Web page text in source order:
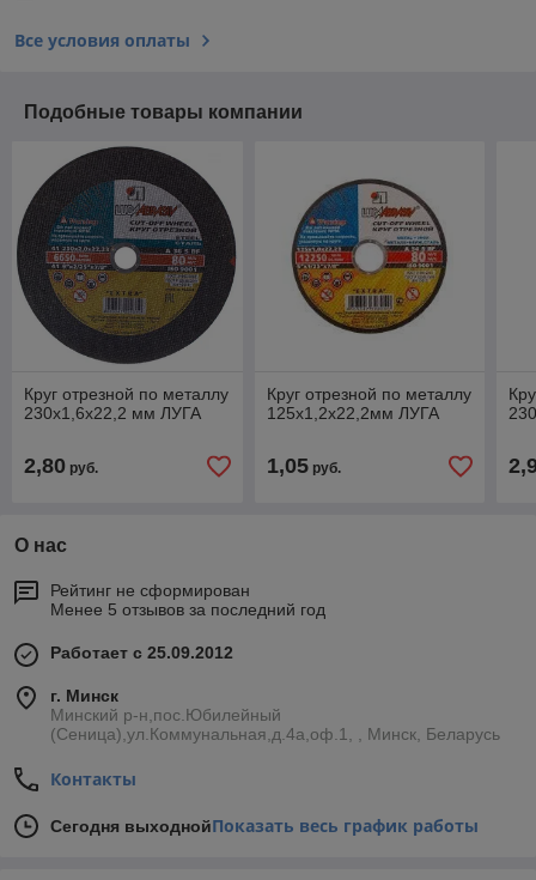
Все условия оплаты
Подобные товары компании
Круг отрезной по металлу
230х1,6х22,2 мм ЛУГА
2,80 руб.
Круг отрезной по металлу
125х1,2х22,2мм ЛУГА
1,05руб.
О нас
Рейтинг не сформирован
Менее 5 отзывов за последний год
Работает с 25.09.2012
г. Минск
Минский р-н,пос.Юбилейный
(Сеница),ул.Коммунальная,д.4а,оф.1, , Минск, Беларусь
Контакты
Сегодня выходнойПоказать весь график работы